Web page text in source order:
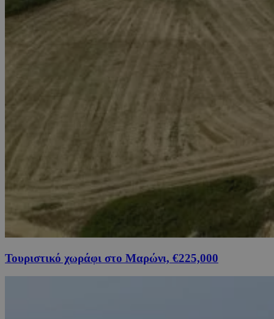
Τουριστικό χωράφι στο Μαρώνι, €225,000